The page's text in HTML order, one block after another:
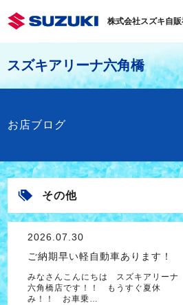
株式会社スズキ自販
スズキアリーナ六角橋
お店ブログ
その他
2026.07.30
ご納期早い軽自動車あります！
みなさんこんにちは スズキアリーナ
六角橋店です！！ もうすぐ夏休
み！！ お車乗…